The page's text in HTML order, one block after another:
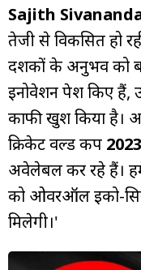
Sajith
तेजी से विकसित हो
दर्शकों के अनुभव को
इनोवेशन पेश किए हैं,
काफी खुश किया है।
क्रिकेट वर्ल्ड कप 2023
अवेलेबल कर रहे हैं।
को ओवरऑल इको-
मिलेगी।'